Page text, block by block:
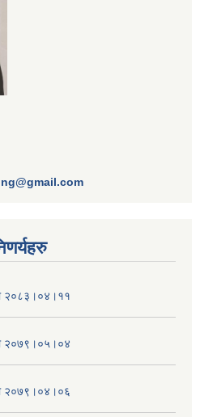
२०८३।०४।११
२०७९।०५।०४
२०७९।०४।०६